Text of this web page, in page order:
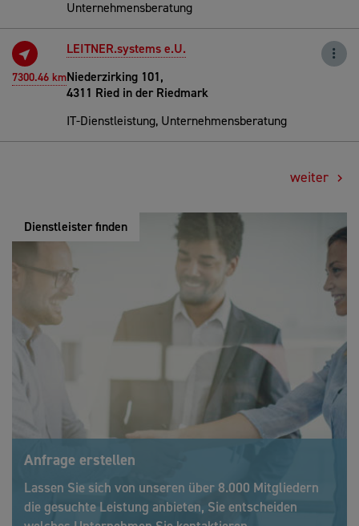
Unternehmensberatung
7300.46 km
LEITNER.systems e.U.
Niederzirking 101,
4311 Ried in der Riedmark
IT-Dienstleistung, Unternehmensberatung
weiter
Dienstleister finden
Anfrage erstellen
Lassen Sie sich von unseren über 8.000 Mitgliedern
die gesuchte Leistung anbieten, Sie entscheiden